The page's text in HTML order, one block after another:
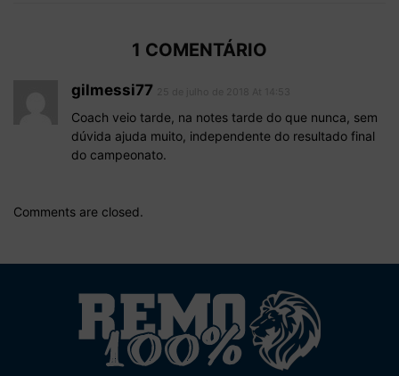
1 COMENTÁRIO
gilmessi77
Coach veio tarde, na notes tarde do que nunca, sem
dúvida ajuda muito, independente do resultado final
do campeonato.
Comments are closed.